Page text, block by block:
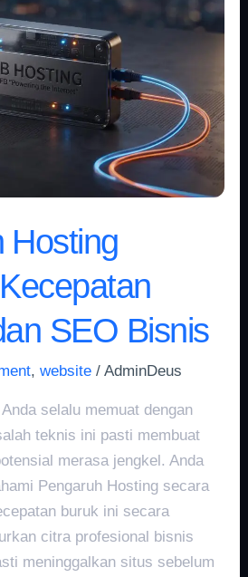
Hosting
SEO Bisnis
,website /AdminDeus
selalu memuat dengan
teknis ini pasti membuat
merasa jengkel. Anda
Pengaruh Hosting secara
buruk ini secara
citra profesional bisnis
meninggalkan situs sebelum